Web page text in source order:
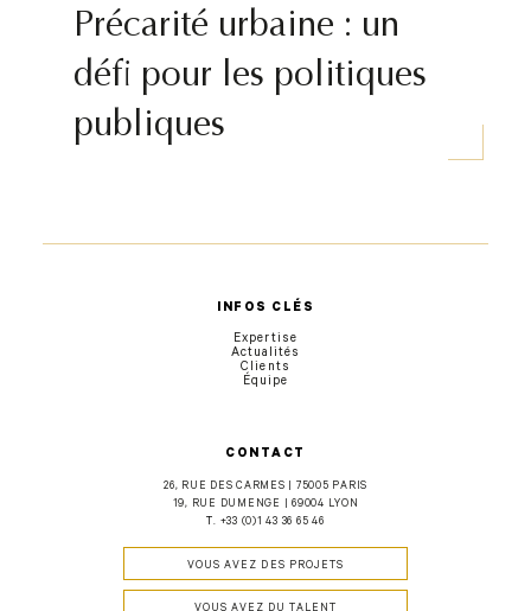
Précarité urbaine : un
défi pour les politiques
publiques
CONTACT
26, RUE DES CARMES | 75005 PARIS
19, RUE DUMENGE | 69004 LYON
T. +33 (0)1 43 36 65 46
VOUS AVEZ DES PROJETS
INFOS CLÉS
Expertise
Actualités
Clients
Équipe